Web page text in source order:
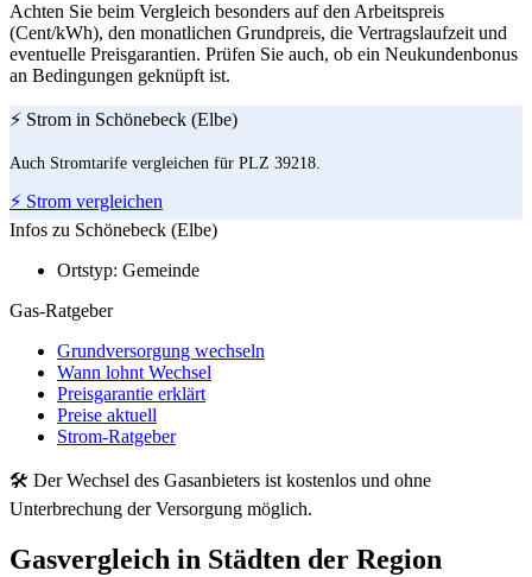
Achten Sie beim Vergleich besonders auf den Arbeitspreis
(Cent/kWh), den monatlichen Grundpreis, die Vertragslaufzeit und
eventuelle Preisgarantien. Prüfen Sie auch, ob ein Neukundenbonus
an Bedingungen geknüpft ist.
⚡ Strom in Schönebeck (Elbe)
Auch Stromtarife vergleichen für PLZ 39218.
⚡ Strom vergleichen
Infos zu Schönebeck (Elbe)
Ortstyp: Gemeinde
Gas-Ratgeber
Grundversorgung wechseln
Wann lohnt Wechsel
Preisgarantie erklärt
Preise aktuell
Strom-Ratgeber
🛠 Der Wechsel des Gasanbieters ist kostenlos und ohne
Unterbrechung der Versorgung möglich.
Gasvergleich in Städten der Region